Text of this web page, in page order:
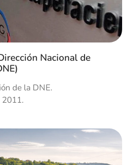
de imagen
de Imagen y Slogan “Valores que hacen
para el negocio FOSYGA por cinco años.
fiduciario sufrió perdida por volatilidad
TES Nombramiento Presidente: Juan
Nacional de
de la DNE.
2011.